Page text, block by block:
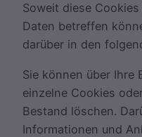
Soweit diese
Daten betreffen
darüber in den
Sie können über Ihre
einzelne Cookies
Bestand löschen.
Informationen und